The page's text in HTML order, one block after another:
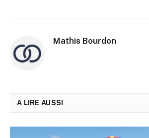
Mathis Bourdon
A LIRE AUSSI